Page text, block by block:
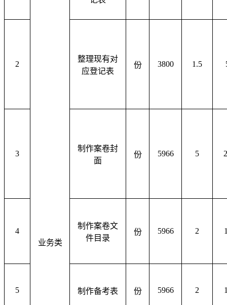
业务类
2
整理现有对
应登记表
份 3800 1.5
3
制作案卷封
面
份 5966 5
4
制作案卷文
件目录
份 5966 2
5 制作备考表 份 5966 2